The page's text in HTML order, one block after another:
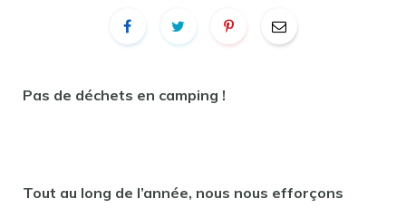
Pas de déchets en camping !
Tout au long de l’année, nous nous efforçons